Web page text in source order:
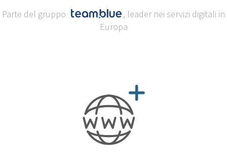
Parte del gruppo
, leader nei servizi digitali in
Europa